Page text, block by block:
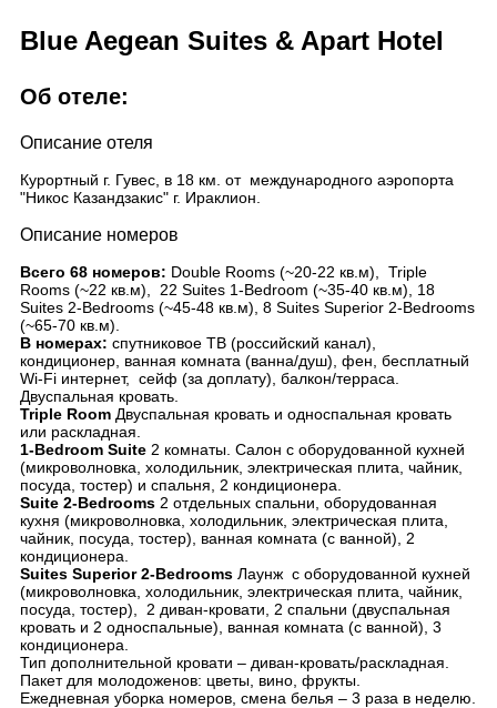
Blue Aegean Suites & Apart Hotel
Об отеле:
Описание отеля
Курортный г. Гувес, в 18 км. от международного аэропорта
"Никос Казандзакис" г. Ираклион.
Описание номеров
Всего 68 номеров: Double Rooms (~20-22 кв.м), Triple
Rooms (~22 кв.м), 22 Suites 1-Bedroom (~35-40 кв.м), 18
Suites 2-Bedrooms (~45-48 кв.м), 8 Suites Superior 2-Bedrooms
(~65-70 кв.м).
В номерах: спутниковое ТВ (российский канал),
кондиционер, ванная комната (ванна/душ), фен, бесплатный
Wi-Fi интернет, сейф (за доплату), балкон/терраса.
Двуспальная кровать.
Triple Room Двуспальная кровать и односпальная кровать
или раскладная.
1-Bedroom Suite 2 комнаты. Салон с оборудованной кухней
(микроволновка, холодильник, электрическая плита, чайник,
посуда, тостер) и спальня, 2 кондиционера.
Suite 2-Bedrooms 2 отдельных спальни, оборудованная
кухня (микроволновка, холодильник, электрическая плита,
чайник, посуда, тостер), ванная комната (с ванной), 2
кондиционера.
Suites Superior 2-Bedrooms Лаунж с оборудованной кухней
(микроволновка, холодильник, электрическая плита, чайник,
посуда, тостер), 2 диван-кровати, 2 спальни (двуспальная
кровать и 2 односпальные), ванная комната (с ванной), 3
кондиционера.
Тип дополнительной кровати – диван-кровать/раскладная.
Пакет для молодоженов: цветы, вино, фрукты.
Ежедневная уборка номеров, смена белья – 3 раза в неделю.